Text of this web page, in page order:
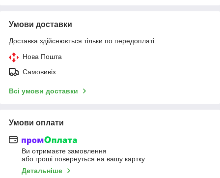
Умови доставки
Доставка здійснюється тільки по передоплаті.
Нова Пошта
Самовивіз
Всі умови доставки
Умови оплати
Ви отримаєте замовлення
або гроші повернуться на вашу картку
Детальніше